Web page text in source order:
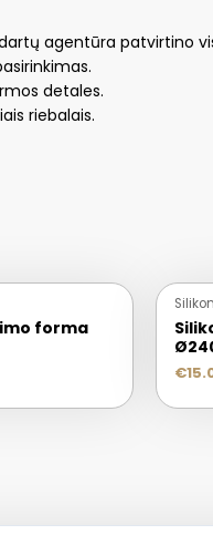
agentūra patvirtino
detales.
riebalais.
forma
€